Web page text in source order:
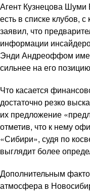
Агент Кузнецова Шуми
есть в списке клубов,
заявил, что
информации
Энди Андреоффом
сильнее на его
Что касается
достаточно резко
их предложение
отметив, что к нему
«Сибири», судя по
выглядит более
Дополнительным
атмосфера в